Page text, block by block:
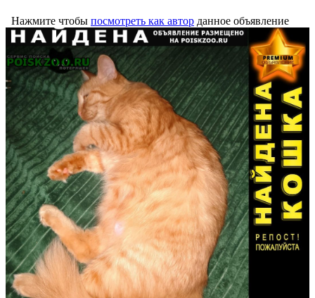
Нажмите чтобы посмотреть как автор данное объявление